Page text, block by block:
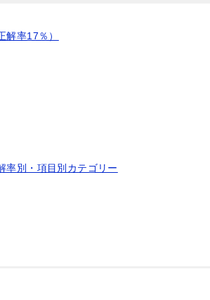
解率17％）
率別・項目別カテゴリー